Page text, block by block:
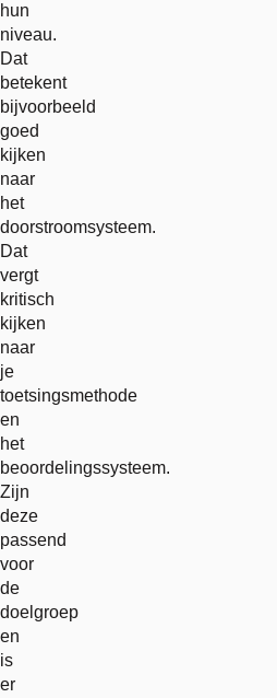
hun
niveau.
Dat
betekent
bijvoorbeeld
goed
kijken
naar
het
doorstroomsysteem.
Dat
vergt
kritisch
kijken
naar
je
toetsingsmethode
en
het
beoordelingssysteem.
Zijn
deze
passend
voor
de
doelgroep
en
is
er